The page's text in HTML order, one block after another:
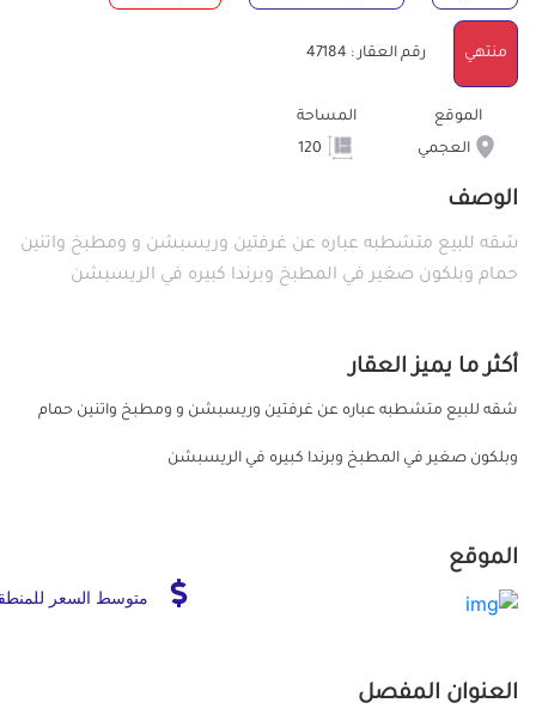
منتهي رقم العقار : 47184
الموقع
العجمي
المساحة
الوصف
شقه للبيع متشطبه عباره عن غرفتين وريسبشن و ومطبخ واتنين
حمام وبلكون صغير في المطبخ وبرندا كبيره في الريسبشن
أكثر ما يميز العقار
شقه للبيع متشطبه عباره عن غرفتين وريسبشن و ومطبخ واتنين حمام
وبلكون صغير في المطبخ وبرندا كبيره في الريسبشن
الموقع
متوسط السعر
العنوان المفصل